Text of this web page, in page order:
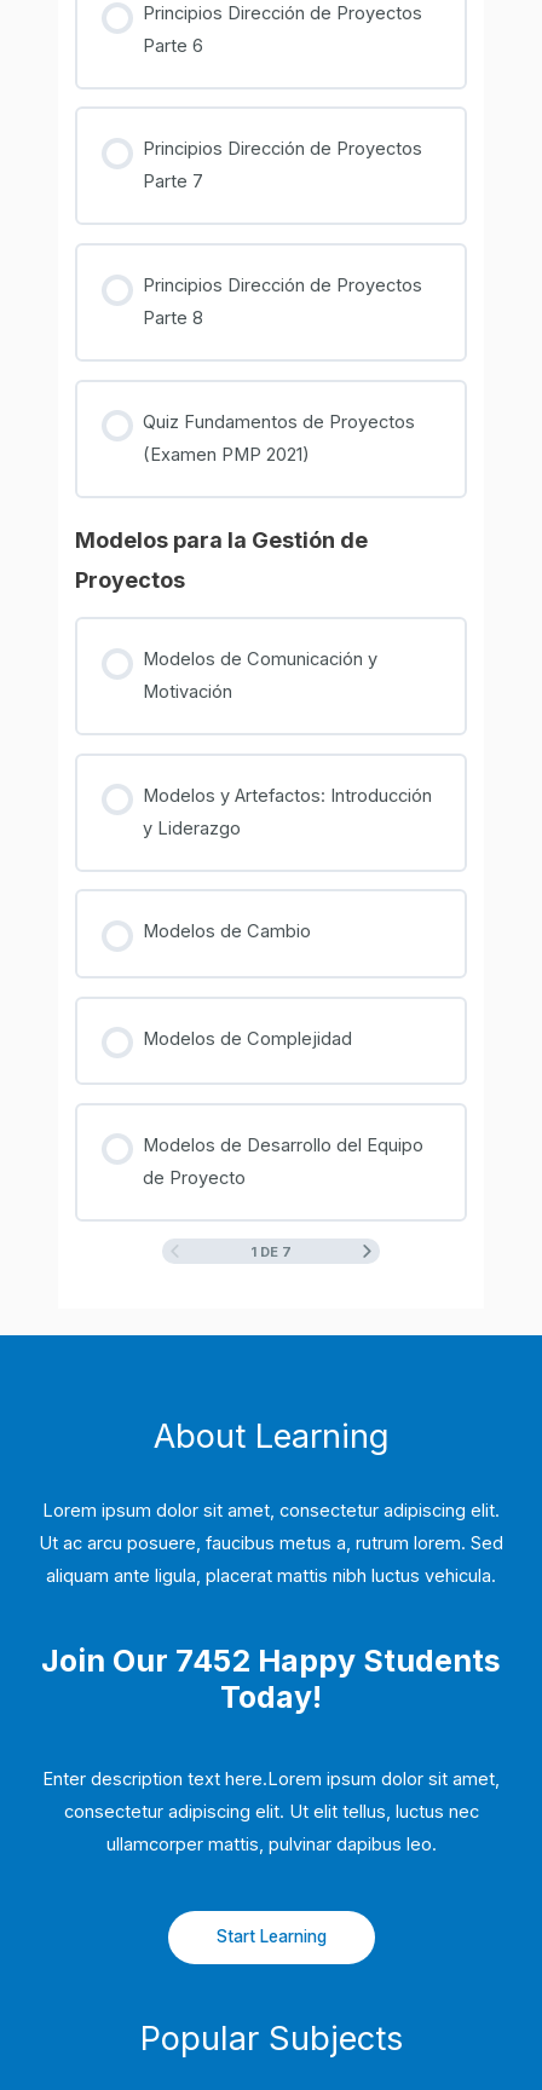
Principios Dirección de Proyectos
Parte 6
Principios Dirección de Proyectos
Parte 7
Principios Dirección de Proyectos
Parte 8
Quiz Fundamentos de Proyectos
(Examen PMP 2021)
Modelos para la Gestión de
Proyectos
Modelos de Comunicación y
Motivación
Modelos y Artefactos: Introducción
y Liderazgo
Modelos de Cambio
Modelos de Complejidad
Modelos de Desarrollo del Equipo
de Proyecto
1 DE 7
About Learning
Lorem ipsum dolor sit amet, consectetur adipiscing elit.
Ut ac arcu posuere, faucibus metus a, rutrum lorem. Sed
aliquam ante ligula, placerat mattis nibh luctus vehicula.
Join Our 7452 Happy Students​
Today!
Enter description text here.Lorem ipsum dolor sit amet,
consectetur adipiscing elit. Ut elit tellus, luctus nec
ullamcorper mattis, pulvinar dapibus leo.​
Start Learning
Popular Subjects